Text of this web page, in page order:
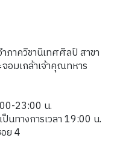
ภาควิชานิเทศศิลป์ สาขา
อมเกล้าเจ้าคุณทหาร
23:00 น.
นทางการเวลา 19:00 น.
ย 4